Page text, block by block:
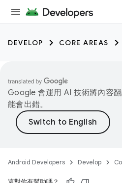
DEVELOP CORE AREAS
Google 會運用 AI 技術將內容
能會出錯。
Android Developers Develop